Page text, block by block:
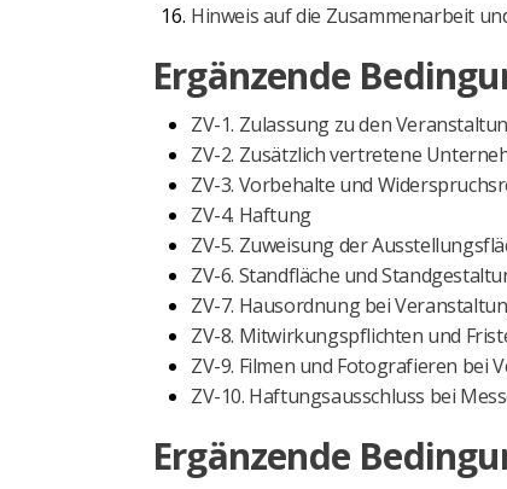
Hinweis auf die Zusammenarbeit
Ergänzende
ZV-1. Zulassung zu den
ZV-2. Zusätzlich vertretene
ZV-3. Vorbehalte und
ZV-4. Haftung
ZV-5. Zuweisung der
ZV-6. Standfläche und
ZV-7. Hausordnung bei
ZV-8. Mitwirkungspflichten und
ZV-9. Filmen und Fotografieren bei
ZV-10. Haftungsausschluss bei
Ergänzende